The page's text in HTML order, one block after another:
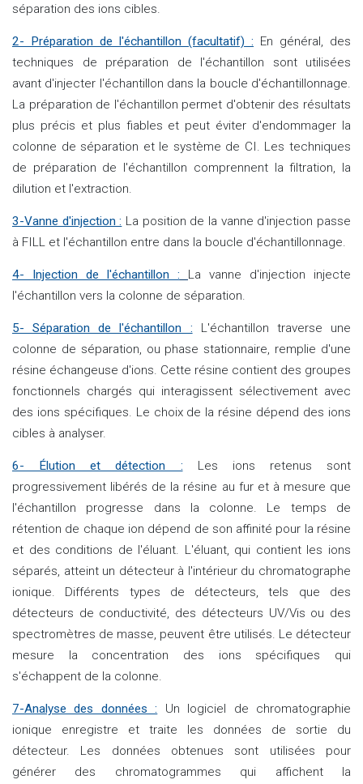
séparation des ions cibles.
2- Préparation de l'échantillon (facultatif) : En général, des
techniques de préparation de l'échantillon sont utilisées
avant d'injecter l'échantillon dans la boucle d'échantillonnage.
La préparation de l'échantillon permet d'obtenir des résultats
plus précis et plus fiables et peut éviter d'endommager la
colonne de séparation et le système de CI. Les techniques
de préparation de l'échantillon comprennent la filtration, la
dilution et l'extraction.
3-Vanne d'injection : La position de la vanne d'injection passe
à FILL et l'échantillon entre dans la boucle d'échantillonnage.
4- Injection de l'échantillon :
La vanne d'injection injecte
l'échantillon vers la colonne de séparation.
5- Séparation de l'échantillon : L'échantillon traverse une
colonne de séparation, ou phase stationnaire, remplie d'une
résine échangeuse d'ions. Cette résine contient des groupes
fonctionnels chargés qui interagissent sélectivement avec
des ions spécifiques. Le choix de la résine dépend des ions
cibles à analyser.
6- Élution et détection : Les ions retenus sont
progressivement libérés de la résine au fur et à mesure que
l'échantillon progresse dans la colonne. Le temps de
rétention de chaque ion dépend de son affinité pour la résine
et des conditions de l'éluant. L'éluant, qui contient les ions
séparés, atteint un détecteur à l'intérieur du chromatographe
ionique. Différents types de détecteurs, tels que des
détecteurs de conductivité, des détecteurs UV/Vis ou des
spectromètres de masse, peuvent être utilisés. Le détecteur
mesure la concentration des ions spécifiques qui
s'échappent de la colonne.
7-Analyse des données : Un logiciel de chromatographie
ionique enregistre et traite les données de sortie du
détecteur. Les données obtenues sont utilisées pour
générer des chromatogrammes qui affichent la